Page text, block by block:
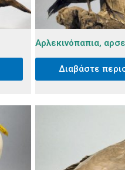
Αρλεκινόπαπια,
Διαβάστε